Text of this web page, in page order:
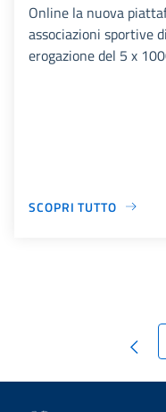
Online la nuova
associazioni sportive
erogazione del 5 x
SCOPRI TUTTO